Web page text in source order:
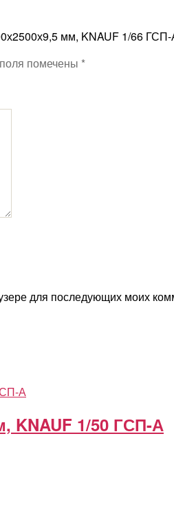
мм, KNAUF 1/66 ГСП-
помечены *
для последующих моих
KNAUF 1/50 ГСП-А